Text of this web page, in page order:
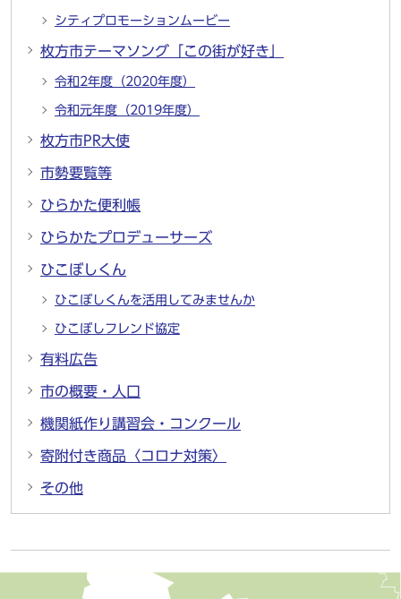
シティプロモーションムービー
枚方市テーマソング「この街が好き」
令和2年度（2020年度）
令和元年度（2019年度）
枚方市PR大使
市勢要覧等
ひらかた便利帳
ひらかたプロデューサーズ
ひこぼしくん
ひこぼしくんを活用してみませんか
ひこぼしフレンド協定
有料広告
市の概要・人口
機関紙作り講習会・コンクール
寄附付き商品〈コロナ対策〉
その他